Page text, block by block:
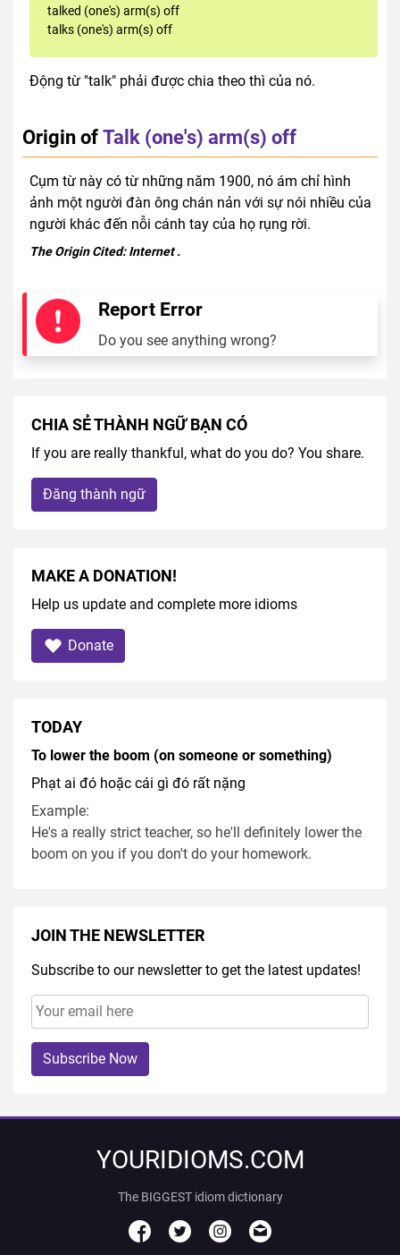
talked (one's) arm(s) off
talks (one's) arm(s) off
Động từ "talk" phải được chia theo thì của nó.
Origin ofTalk (one's) arm(s) off
Cụm từ này có từ những năm 1900, nó ám chỉ hình
ảnh một người đàn ông chán nản với sự nói nhiều của
người khác đến nỗi cánh tay của họ rụng rời.
The Origin Cited:Internet.
Report Error
Do you see anything wrong?
CHIA SẺ THÀNH NGỮ BẠN CÓ
If you are really thankful, what do you do? You share.
Đăng thành ngữ
MAKE A DONATION!
Help us update and complete more idioms
Donate
TODAY
To lower the boom (on someone or something)
Phạt ai đó hoặc cái gì đó rất nặng
Example:
He's a really strict teacher, so he'll definitely lower the
boom on you if you don't do your homework.
JOIN THE NEWSLETTER
Subscribe to our newsletter to get the latest updates!
Subscribe Now
YOURIDIOMS.COM
The BIGGEST idiom dictionary